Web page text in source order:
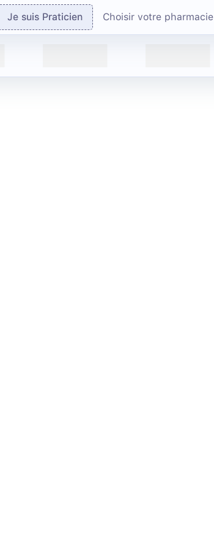
Je suis Praticien Choisir votre pharmacie